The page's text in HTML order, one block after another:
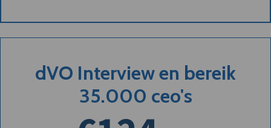
dVO Interview en bereik
35.000 ceo's